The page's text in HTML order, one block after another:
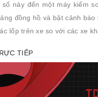
này đến một máy kiểm
đồng hồ và bật cảnh
lốp trên xe so với các xe
TIẾP